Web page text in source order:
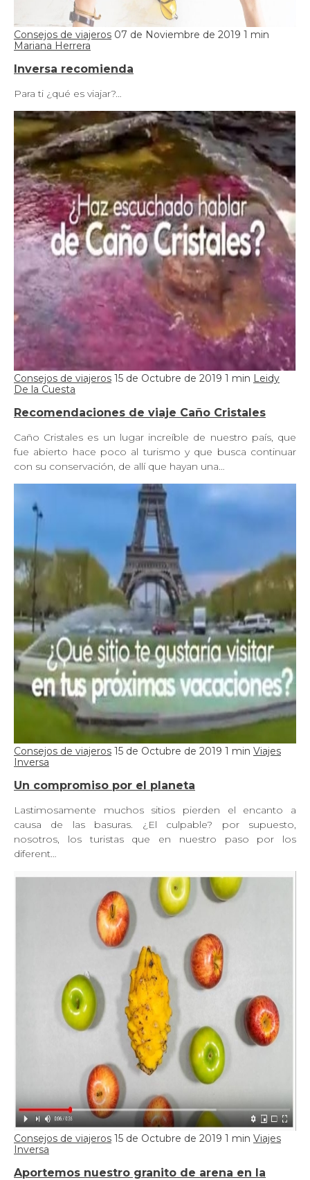
Consejos de viajeros 07 de Noviembre de 2019 1 min
Mariana Herrera
Inversa recomienda
Para ti ¿qué es viajar?…
Consejos de viajeros 15 de Octubre de 2019 1 min Leidy
De la Cuesta
Recomendaciones de viaje Caño Cristales
Caño Cristales es un lugar increíble de nuestro país, que
fue abierto hace poco al turismo y que busca continuar
con su conservación, de allí que hayan una…
Consejos de viajeros 15 de Octubre de 2019 1 min Viajes
Inversa
Un compromiso por el planeta
Lastimosamente muchos sitios pierden el encanto a
causa de las basuras. ¿El culpable? por supuesto,
nosotros, los turistas que en nuestro paso por los
diferent…
Consejos de viajeros 15 de Octubre de 2019 1 min Viajes
Inversa
Aportemos nuestro granito de arena en la